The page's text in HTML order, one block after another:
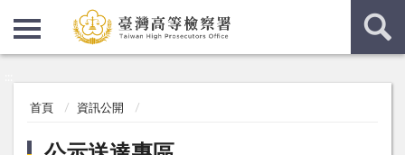
首頁 資訊公開